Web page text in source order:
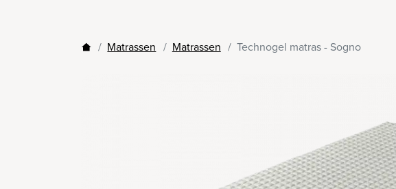
Matrassen Matrassen Technogel matras - Sogno